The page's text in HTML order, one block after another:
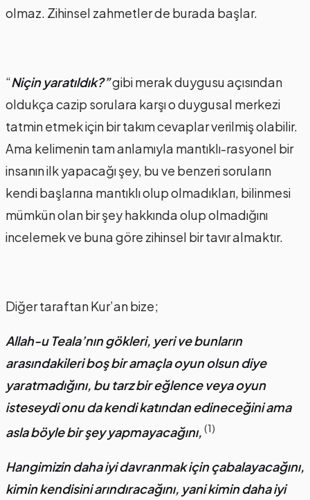
olmaz. Zihinsel zahmetler de burada başlar.
“Niçin yaratıldık?”gibi merak duygusu açısından
oldukça cazip sorulara karşı o duygusal merkezi
tatmin etmek için bir takım cevaplar verilmiş olabilir.
Ama kelimenin tam anlamıyla mantıklı-rasyonel bir
insanın ilk yapacağı şey, bu ve benzeri soruların
kendi başlarına mantıklı olup olmadıkları, bilinmesi
mümkün olan bir şey hakkında olup olmadığını
incelemek ve buna göre zihinsel bir tavır almaktır.
Diğer taraftan Kur’an bize;
Allah-u Teala’nın gökleri, yeri ve bunların
arasındakileri boş bir amaçla oyun olsun diye
yaratmadığını, bu tarz bir eğlence veya oyun
isteseydi onu da kendi katından edineceğini ama
asla böyle bir şey yapmayacağını, (1)
Hangimizin daha iyi davranmak için çabalayacağını,
kimin kendisini arındıracağını, yani kimin daha iyi